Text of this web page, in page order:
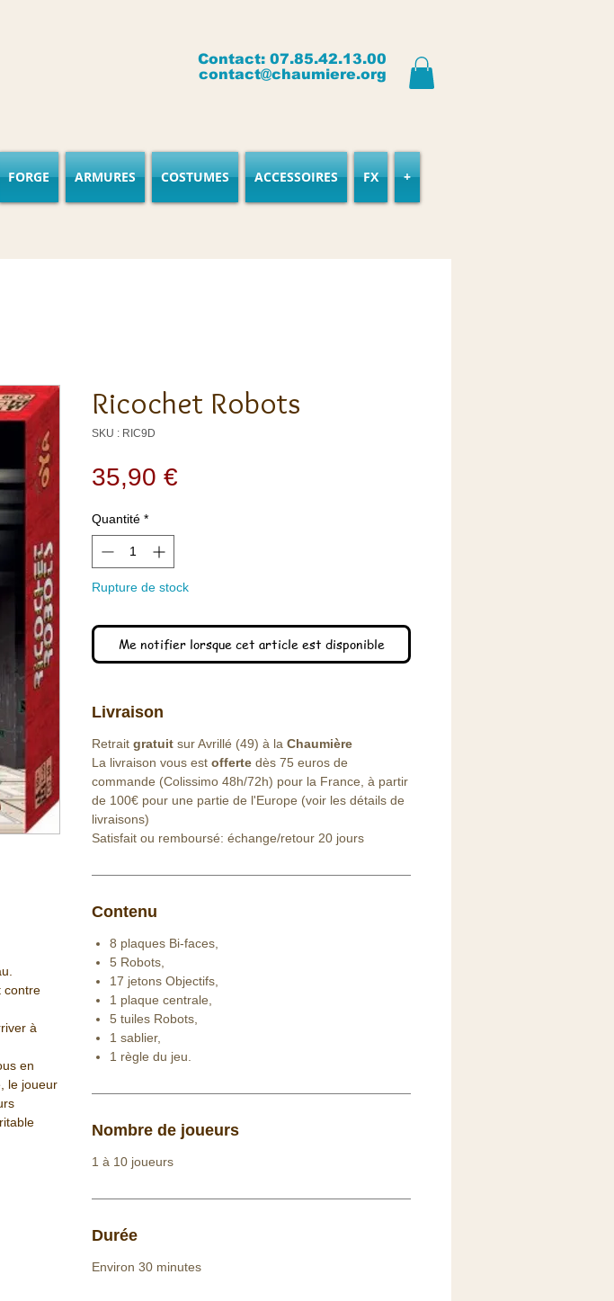
Contact: 07.85.42.13.00
contact@chaumiere.org
FORGE ARMURES COSTUMES ACCESSOIRES FX +
contre
à
en
le joueur
Ricochet Robots
SKU : RIC9D
35,90 €
Quantité *
Rupture de stock
Me notifier lorsque cet article est disponible
Livraison
Retrait gratuit sur Avrillé (49) à la Chaumière
La livraison vous est offerte dès 75 euros de
commande (Colissimo 48h/72h) pour la France, à partir
de 100€ pour une partie de l'Europe (voir les détails de
livraisons)
Satisfait ou remboursé: échange/retour 20 jours
Contenu
8 plaques Bi-faces,
5 Robots,
17 jetons Objectifs,
1 plaque centrale,
5 tuiles Robots,
1 sablier,
1 règle du jeu.
Nombre de joueurs
1 à 10 joueurs
Durée
Environ 30 minutes